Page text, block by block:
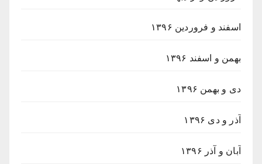
اسفند و فروردین ۱۳۹۶
بهمن و اسفند ۱۳۹۶
دی و بهمن ۱۳۹۶
آذر و دی ۱۳۹۶
آبان و آذر ۱۳۹۶